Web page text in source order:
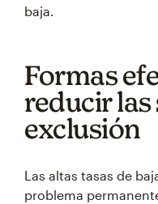
baja.
Formas
reducir
exclusión
Las altas tasas de
problema